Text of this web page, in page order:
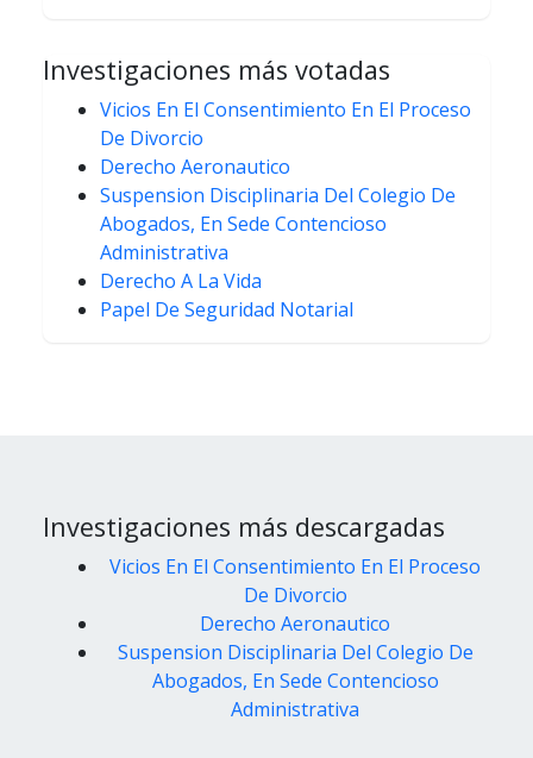
Investigaciones más votadas
Vicios En El Consentimiento En El Proceso
De Divorcio
Derecho Aeronautico
Suspension Disciplinaria Del Colegio De
Abogados, En Sede Contencioso
Administrativa
Derecho A La Vida
Papel De Seguridad Notarial
Investigaciones más descargadas
Vicios En El Consentimiento En El Proceso
De Divorcio
Derecho Aeronautico
Suspension Disciplinaria Del Colegio De
Abogados, En Sede Contencioso
Administrativa